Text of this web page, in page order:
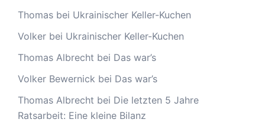
Thomas bei Ukrainischer Keller-Kuchen
Volker bei Ukrainischer Keller-Kuchen
Thomas Albrecht bei Das war’s
Volker Bewernick bei Das war’s
Thomas Albrecht bei Die letzten 5 Jahre
Ratsarbeit: Eine kleine Bilanz